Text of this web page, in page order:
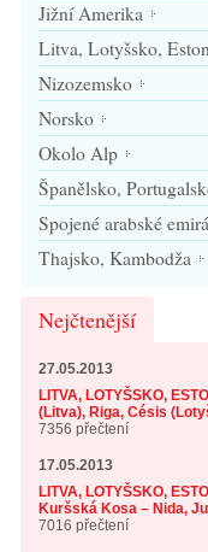
Jižní Amerika
Litva, Lotyšsko,
Nizozemsko
Norsko
Okolo Alp
Španělsko,
Spojené arabské
Thajsko, Kambodža
Nejčtenější
27.05.2013
LITVA, LOTYŠSKO,
(Litva), Riga, Césis
7356 přečtení
17.05.2013
LITVA, LOTYŠSKO,
Kuršská Kosa – Nida,
7016 přečtení